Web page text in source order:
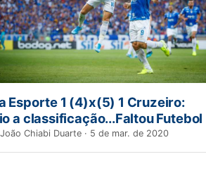
Esporte 1 (4)x(5) 1 Cruzeiro:
a classificação...Faltou Futebol
Chiabi Duarte · 5 de mar. de 2020